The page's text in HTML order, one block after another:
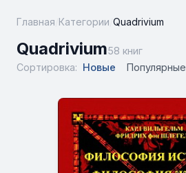
Главная Категории Quadrivium
Quadrivium58 книг
Сортировка: Новые Популярные